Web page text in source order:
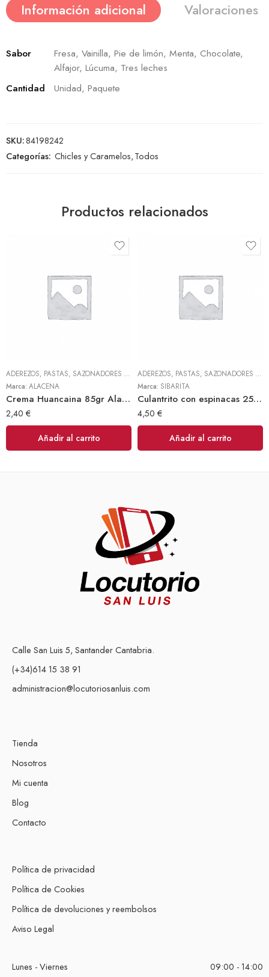
Información adicional Valoraciones
Sabor
Fresa, Vainilla, Pie de limón, Menta, Chocolate,
Alfajor, Lúcuma, Tres leches
Cantidad
Unidad, Paquete
SKU:84198242
Categorías: Chicles y Caramelos,Todos
Productos relacionados
ADEREZOS, PASTAS, SAZONADORES Y CONDIMENTOS ,TODOS
Marca: ALACENA
Crema Huancaina 85gr Alacena
2,40 €
Añadir al carrito
ADEREZOS, PASTAS, SAZONADORES Y CONDIMENTOS
Marca: SIBARITA
Culantrito con espinacas 250gr Doy Pack (Sibarita)
4,50 €
Añadir al carrito
Calle San Luis 5, Santander Cantabria.
(+34)614 15 38 91
administracion@locutoriosanluis.com
Tienda
Nosotros
Mi cuenta
Blog
Contacto
Política de privacidad
Política de Cookies
Política de devoluciones y reembolsos
Aviso Legal
Lunes - Viernes
09:00 - 14:00